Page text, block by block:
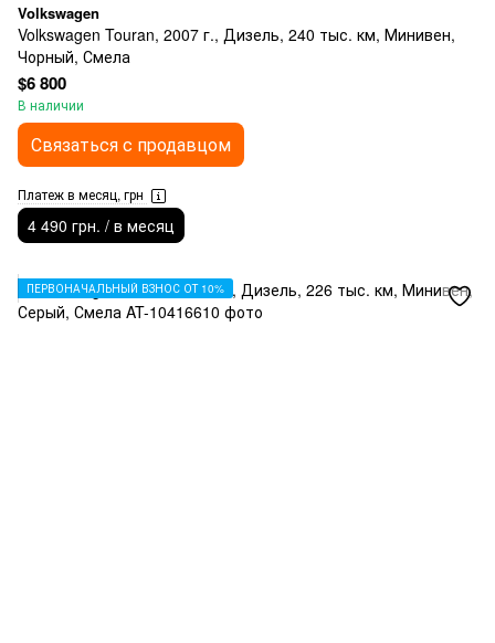
Volkswagen
Volkswagen Touran, 2007 г., Дизель, 240 тыс. км, Минивен,
Чорный, Смела
$6 800
В наличии
Связаться с продавцом
Платеж в месяц, грн
4 490 грн. / в месяц
ПЕРВОНАЧАЛЬНЫЙ ВЗНОС ОТ 10%